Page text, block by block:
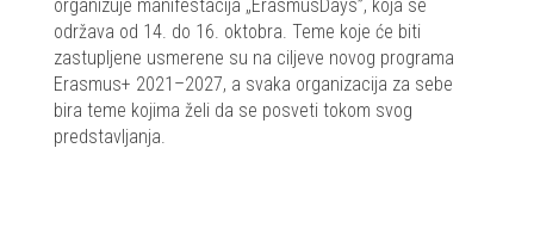
organizuje manifestacija „ErasmusDays”, koja se
održava od 14. do 16. oktobra. Teme koje će biti
zastupljene usmerene su na ciljeve novog programa
Erasmus+ 2021–2027, a svaka organizacija za sebe
bira teme kojima želi da se posveti tokom svog
predstavljanja.